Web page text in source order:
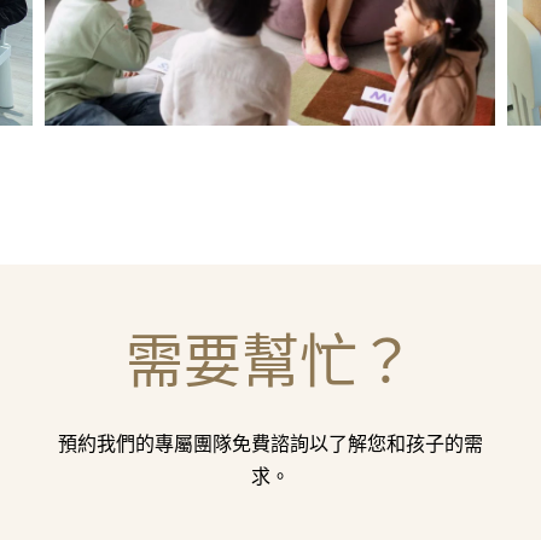
需要幫忙？
預約我們的專屬團隊免費諮詢以了解您和孩子的需
求。